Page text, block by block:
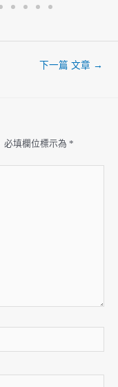
下一篇 文章 →
必填欄位標示為 *